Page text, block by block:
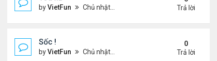
byVietFun Chủ nhật Tháng 11 14, 2021 9:06 pm
Trả lời
Sốc !
byVietFun Chủ nhật Tháng 11 14, 2021 9:05 pm
0
Trả lời